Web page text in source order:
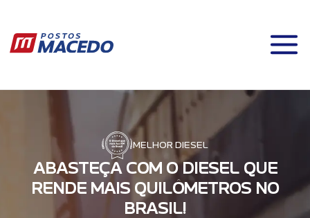
MELHOR DIESEL
ABASTEÇA COM O DI ESEL QUE
RE N DE MAI S QUI LÔMET ROS N O
BRAS L!